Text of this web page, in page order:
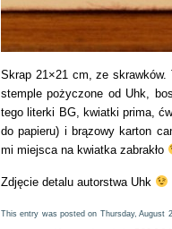
Skrap 21×21 cm, ze
stemple pożyczone od Uhk,
tego literki BG, kwiatki prima,
do papieru) i brązowy karton
mi miejsca na kwiatka zabrakło
Zdjęcie detalu autorstwa Uhk
This entry was posted on Thursday, August